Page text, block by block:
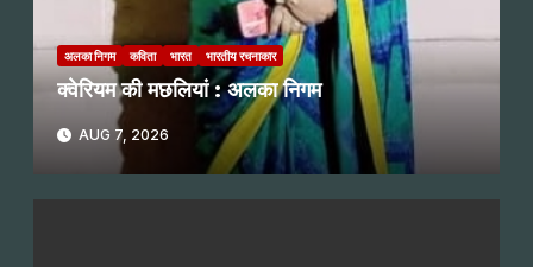
अलका निगम कविता भारत भारतीय रचनाकार
क्वेरियम की मछलियां : अलका निगम
AUG 7, 2026